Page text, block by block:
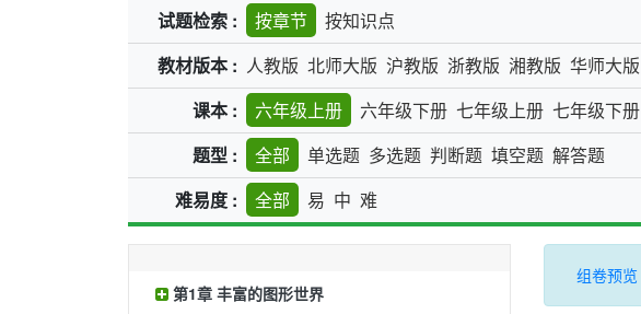
试题检索 : 按章节
按知识点
教材版本 : 人教版 北师大版 沪教版 浙教版 湘教版 华师大版
课本 :
六年级上册 六年级下册 七年级上册 七年级下册
题型 :
全部 单选题 多选题 判断题 填空题 解答题
难易度 :
全部 易 中 难
第1章 丰富的图形世界
组卷预览